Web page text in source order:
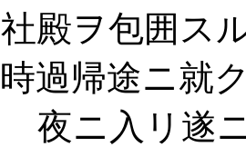
殿ヲ包囲ス
過帰途ニ就
夜ニ入リ遂